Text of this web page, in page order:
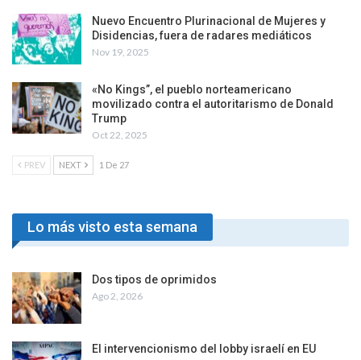
Nuevo Encuentro Plurinacional de Mujeres y
Disidencias, fuera de radares mediáticos
Nov 19, 2025
«No Kings”, el pueblo norteamericano
movilizado contra el autoritarismo de Donald
Trump
Oct 22, 2025
PREV NEXT 1 De 27
Lo más visto esta semana
Dos tipos de oprimidos
Ago 2, 2026
El intervencionismo del lobby israelí en EU